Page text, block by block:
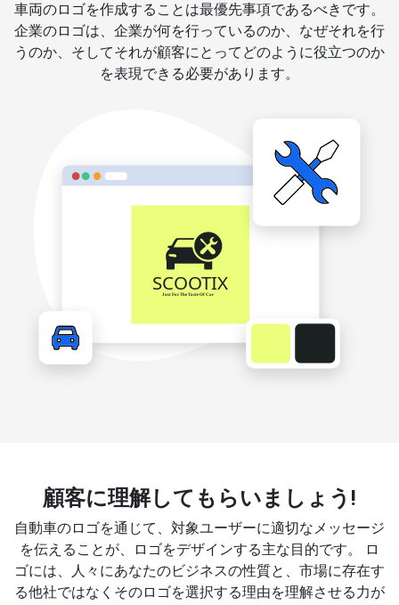
車両のロゴを作成することは最優先事項であるべきです。
企業のロゴは、企業が何を行っているのか、なぜそれを行
うのか、そしてそれが顧客にとってどのように役立つのか
を表現できる必要があります。
顧客に理解してもらいましょう!
自動車のロゴを通じて、対象ユーザーに適切なメッセージ
を伝えることが、ロゴをデザインする主な目的です。 ロ
ゴには、人々にあなたのビジネスの性質と、市場に存在す
る他社ではなくそのロゴを選択する理由を理解させる力が